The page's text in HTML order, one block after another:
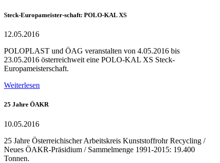
Steck-Europameister-schaft: POLO-KAL XS
12.05.2016
POLOPLAST und ÖAG veranstalten von 4.05.2016 bis
23.05.2016 österreichweit eine POLO-KAL XS Steck-
Europameisterschaft.
Weiterlesen
25 Jahre ÖAKR
10.05.2016
25 Jahre Österreichischer Arbeitskreis Kunststoffrohr Recycling /
Neues ÖAKR-Präsidium / Sammelmenge 1991-2015: 19.400
Tonnen.